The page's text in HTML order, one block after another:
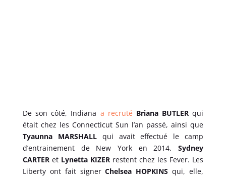
De son côté, Indiana a recruté Briana BUTLER qui
était chez les Connecticut Sun l’an passé, ainsi que
Tyaunna MARSHALLqui avait effectué le camp
d’entrainement de New York en 2014.Sydney
CARTERet Lynetta KIZERrestent chez les Fever. Les
Liberty ont fait signerChelsea HOPKINS qui, elle,